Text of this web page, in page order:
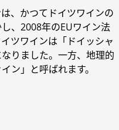
、かつてドイツワインの
、2008年のEUワイン法
ツワインは「ドイッシャ
りました。一方、地理的
ン」と呼ばれます。